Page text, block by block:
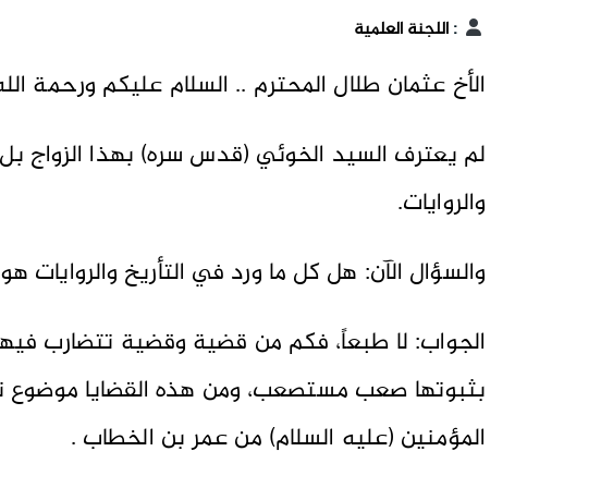
:اللجنة العلمية
الأخ عثمان طلال المحترم .. السلام عليكم ورحمة
لم يعترف السيد الخوئي (قدس سره) بهذا الزواج
والروايات.
والسؤال الآن: هل كل ما ورد في التأريخ والروايات
الجواب: لا طبعاً، فكم من قضية وقضية تتضارب
بثبوتها صعب مستصعب، ومن هذه القضايا موضوع
المؤمنين (عليه السلام) من عمر بن الخطاب .